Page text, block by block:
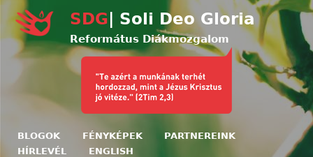
SDG | Soli Deo Gloria
Református Diákmozgalom
BLOGOK FÉNYKÉPEK
PARTNEREINK
HÍRLEVÉL
ENGLISH